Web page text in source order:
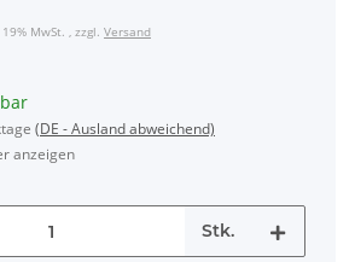
MwSt. , zzgl. Versand
(DE - Ausland abweichend)
anzeigen
Stk.